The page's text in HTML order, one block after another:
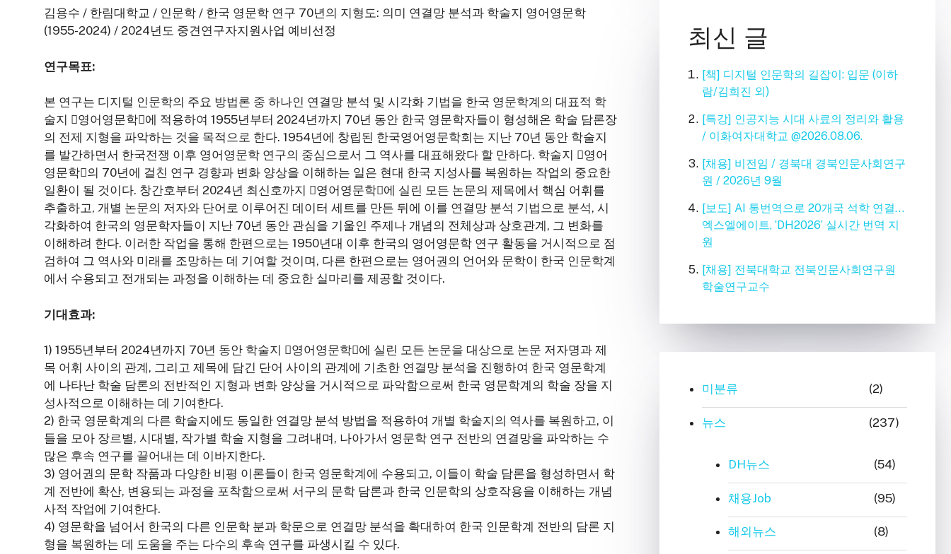
김용수 / 한림대학교 / 인문학 / 한국 영문학 연구 70년의 지형도: 의미 연결망 분석과 학술지 영어영문학
(1955-2024) / 2024년도 중견연구자지원사업 예비선정
연구목표:
본 연구는 디지털 인문학의 주요 방법론 중 하나인 연결망 분석 및 시각화 기법을 한국 영문학계의 대표적 학
술지 󰡔영어영문학󰡕에 적용하여 1955년부터 2024년까지 70년 동안 한국 영문학자들이 형성해온 학술 담론장
의 전제 지형을 파악하는 것을 목적으로 한다. 1954년에 창립된 한국영어영문학회는 지난 70년 동안 학술지
를 발간하면서 한국전쟁 이후 영어영문학 연구의 중심으로서 그 역사를 대표해왔다 할 만하다. 학술지 󰡔영어
영문학󰡕의 70년에 걸친 연구 경향과 변화 양상을 이해하는 일은 현대 한국 지성사를 복원하는 작업의 중요한
일환이 될 것이다. 창간호부터 2024년 최신호까지 󰡔영어영문학󰡕에 실린 모든 논문의 제목에서 핵심 어휘를
추출하고, 개별 논문의 저자와 단어로 이루어진 데이터 세트를 만든 뒤에 이를 연결망 분석 기법으로 분석, 시
각화하여 한국의 영문학자들이 지난 70년 동안 관심을 기울인 주제나 개념의 전체상과 상호관계, 그 변화를
이해하려 한다. 이러한 작업을 통해 한편으로는 1950년대 이후 한국의 영어영문학 연구 활동을 거시적으로 점
검하여 그 역사와 미래를 조망하는 데 기여할 것이며, 다른 한편으로는 영어권의 언어와 문학이 한국 인문학계
에서 수용되고 전개되는 과정을 이해하는 데 중요한 실마리를 제공할 것이다.
기대효과:
1) 1955년부터 2024년까지 70년 동안 학술지 󰡔영어영문학󰡕에 실린 모든 논문을 대상으로 논문 저자명과 제
목 어휘 사이의 관계, 그리고 제목에 담긴 단어 사이의 관계에 기초한 연결망 분석을 진행하여 한국 영문학계
에 나타난 학술 담론의 전반적인 지형과 변화 양상을 거시적으로 파악함으로써 한국 영문학계의 학술 장을 지
성사적으로 이해하는 데 기여한다.
2) 한국 영문학계의 다른 학술지에도 동일한 연결망 분석 방법을 적용하여 개별 학술지의 역사를 복원하고, 이
들을 모아 장르별, 시대별, 작가별 학술 지형을 그려내며, 나아가서 영문학 연구 전반의 연결망을 파악하는 수
많은 후속 연구를 끌어내는 데 이바지한다.
3) 영어권의 문학 작품과 다양한 비평 이론들이 한국 영문학계에 수용되고, 이들이 학술 담론을 형성하면서 학
계 전반에 확산, 변용되는 과정을 포착함으로써 서구의 문학 담론과 한국 인문학의 상호작용을 이해하는 개념
사적 작업에 기여한다.
4) 영문학을 넘어서 한국의 다른 인문학 분과 학문으로 연결망 분석을 확대하여 한국 인문학계 전반의 담론 지
형을 복원하는 데 도움을 주는 다수의 후속 연구를 파생시킬 수 있다.
최신 글
[책] 디지털 인문학의 길잡이: 입문 (이하
람/김희진 외)
[특강] 인공지능 시대 사료의 정리와 활용
/ 이화여자대학교 @2026.08.06.
[채용] 비전임 / 경북대 경북인문사회연구
원 / 2026년 9월
[보도] AI 통번역으로 20개국 석학 연결…
엑스엘에이트, ‘DH2026’ 실시간 번역 지
원
[채용] 전북대학교 전북인문사회연구원
학술연구교수
미분류 (2)
뉴스 (237)
DH뉴스 (54)
채용Job (95)
해외뉴스 (8)